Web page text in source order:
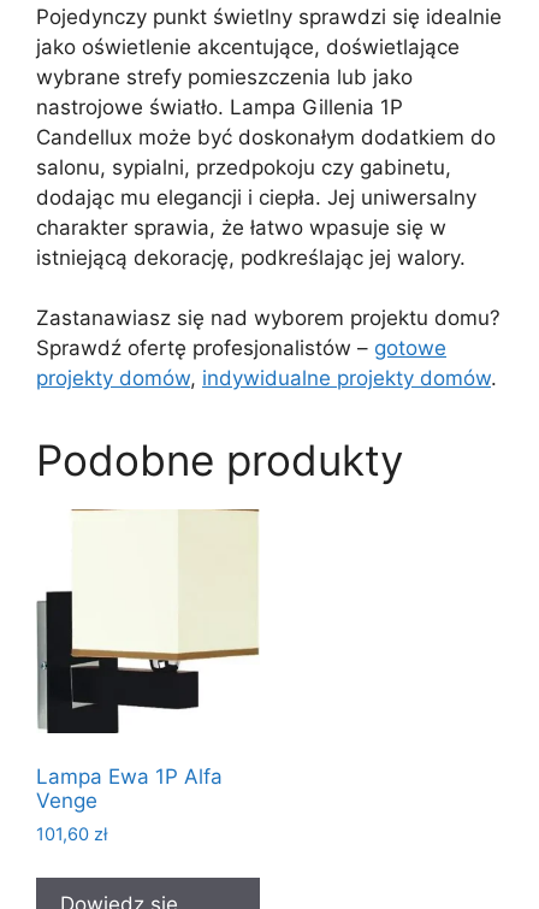
Pojedynczy punkt świetlny sprawdzi się idealnie
jako oświetlenie akcentujące, doświetlające
wybrane strefy pomieszczenia lub jako
nastrojowe światło. Lampa Gillenia 1P
Candellux może być doskonałym dodatkiem do
salonu, sypialni, przedpokoju czy gabinetu,
dodając mu elegancji i ciepła. Jej uniwersalny
charakter sprawia, że łatwo wpasuje się w
istniejącą dekorację, podkreślając jej walory.
Zastanawiasz się nad wyborem projektu domu?
Sprawdź ofertę profesjonalistów – gotowe
projekty domów, indywidualne projekty domów.
Podobne produkty
Lampa Ewa 1P Alfa
Venge
101,60 zł
Dowiedz się